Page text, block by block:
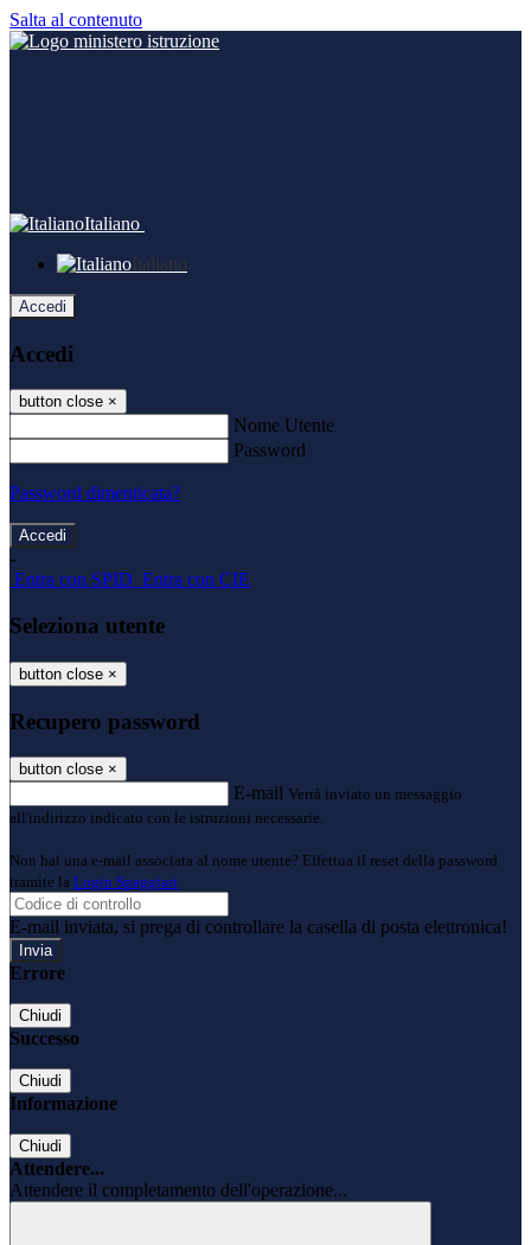
Salta al contenuto
Italiano
Italiano
Accedi
Accedi
button close ×
Nome Utente
Password
Password dimenticata?
-
Entra con SPID Entra con CIE
Seleziona utente
button close ×
Recupero password
button close ×
E-mail Verrà inviato un messaggio
all'indirizzo indicato con le istruzioni necessarie.
Non hai una e-mail associata al nome utente? Effettua il reset della password
tramite la Login Spaggiari
E-mail inviata, si prega di controllare la casella di posta elettronica!
Errore
Chiudi
Successo
Chiudi
Informazione
Chiudi
Attendere...
Attendere il completamento dell'operazione...